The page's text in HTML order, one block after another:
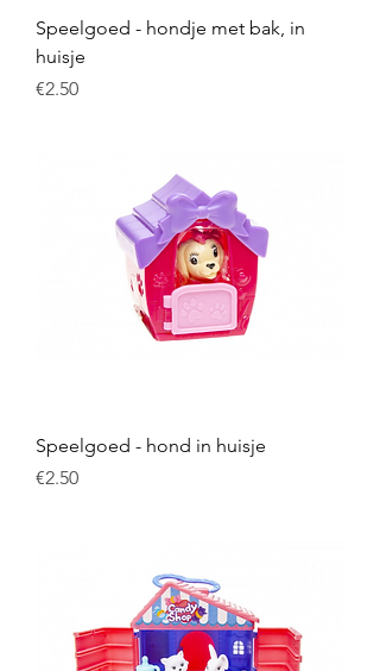
Speelgoed - hondje met bak, in
huisje
Price
€2.50
Speelgoed - hond in huisje
Price
€2.50